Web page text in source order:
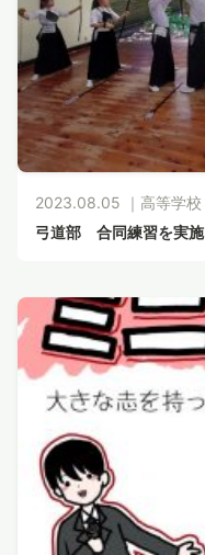
2023.08.05 ｜ 高等学校
弓道部 合同練習を実施